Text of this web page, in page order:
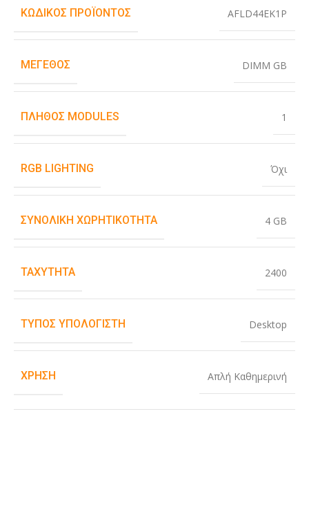
ΚΩΔΙΚΌΣ ΠΡΟΪΌΝΤΟΣ AFLD44EK1P
ΜΈΓΕΘΟΣ DIMM GB
ΠΛΉΘΟΣ MODULES 1
RGB LIGHTING Όχι
ΣΥΝΟΛΙΚΉ ΧΩΡΗΤΙΚΌΤΗΤΑ 4 GB
ΤΑΧΎΤΗΤΑ 2400
ΤΎΠΟΣ ΥΠΟΛΟΓΙΣΤΉ Desktop
ΧΡΉΣΗ Απλή Καθημερινή